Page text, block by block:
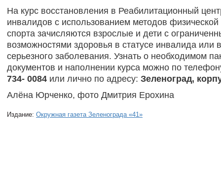
На курс восстановления в Реабилитационный
инвалидов с использованием методов физической
спорта зачисляются взрослые и дети с
возможностями здоровья в статусе инвалида или
серьезного заболевания. Узнать о необходимом
документов и наполнении курса можно по
734- 0084 или лично по адресу: Зеленоград,
Алёна Юрченко, фото Дмитрия Ерохина
Издание: Окружная газета Зеленограда «41»